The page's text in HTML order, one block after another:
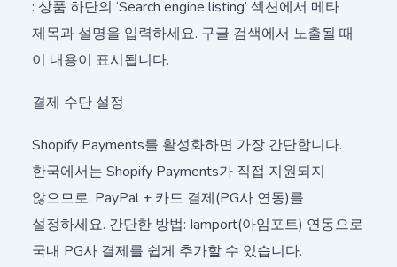
: 상품 하단의 ‘Search engine listing’ 섹션에서 메타
제목과 설명을 입력하세요. 구글 검색에서 노출될 때
이 내용이 표시됩니다.
결제 수단 설정
Shopify Payments를 활성화하면 가장 간단합니다.
한국에서는 Shopify Payments가 직접 지원되지
않으므로, PayPal + 카드 결제(PG사 연동)를
설정하세요. 간단한 방법: Iamport(아임포트) 연동으로
국내 PG사 결제를 쉽게 추가할 수 있습니다.